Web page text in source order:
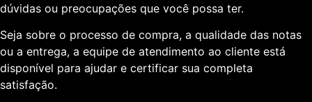
dúvidas ou preocupações que você possa ter.
Seja sobre o processo de compra, a qualidade das notas
ou a entrega, a equipe de atendimento ao cliente está
disponível para ajudar e certificar sua completa
satisfação.